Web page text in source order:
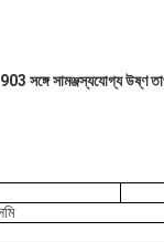
সঙ্গে সামঞ্জস্যযোগ্য উষ্ণ